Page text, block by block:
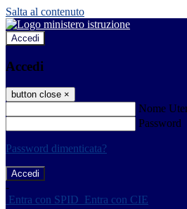
Salta al contenuto
Accedi
Accedi
button close ×
Nome
Password
Password dimenticata?
-
Entra con SPID Entra con CIE